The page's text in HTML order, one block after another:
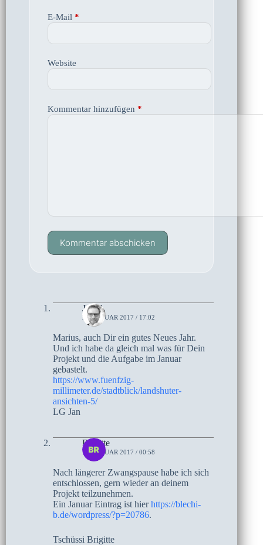
E-Mail *
Website
Kommentar hinzufügen *
Kommentar abschicken
Jan B.
20. JANUAR 2017 / 17:02
Marius, auch Dir ein gutes Neues Jahr.
Und ich habe da gleich mal was für Dein
Projekt und die Aufgabe im Januar
gebastelt.
https://www.fuenfzig-
millimeter.de/stadtblick/landshuter-
ansichten-5/
LG Jan
Brigitte
10. JANUAR 2017 / 00:58
Nach längerer Zwangspause habe ich sich
entschlossen, gern wieder an deinem
Projekt teilzunehmen.
Ein Januar Eintrag ist hierhttps://blechi-
b.de/wordpress/?p=20786.
Tschüssi Brigitte